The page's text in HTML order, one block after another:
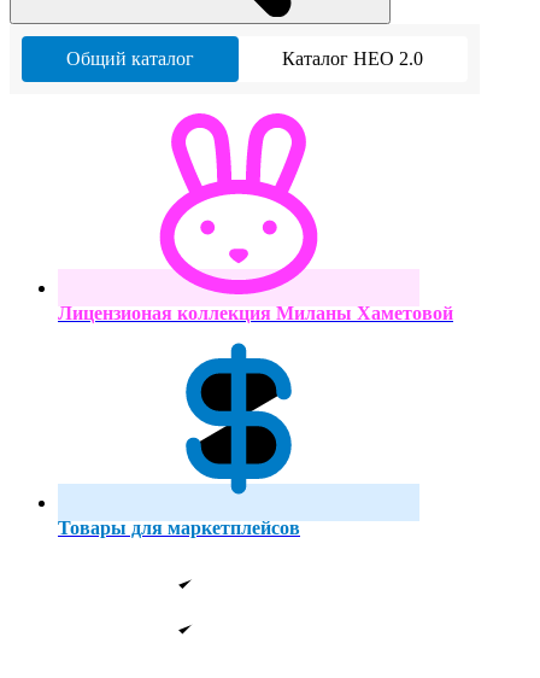
Общий каталог Каталог НЕО 2.0
Лицензионая коллекция Миланы Хаметовой
Товары для маркетплейсов